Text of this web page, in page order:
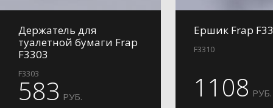
Держатель для
туалетной бумаги Frap
F3303
F3303
583 РУБ.
Ершик Frap
F3310
1108 РУБ.